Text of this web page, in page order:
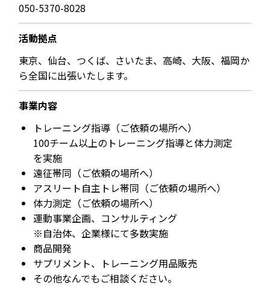
050-5370-8028
活動拠点
東京、仙台、つくば、さいたま、高崎、大阪、福岡か
ら全国に出張いたします。
事業内容
トレーニング指導（ご依頼の場所へ）
100チーム以上のトレーニング指導と体力測定
を実施
遠征帯同（ご依頼の場所へ）
アスリート自主トレ帯同（ご依頼の場所へ）
体力測定（ご依頼の場所へ）
運動事業企画、コンサルティング
※自治体、企業様にて多数実施
商品開発
サプリメント、トレーニング用品販売
その他なんでもご相談ください。